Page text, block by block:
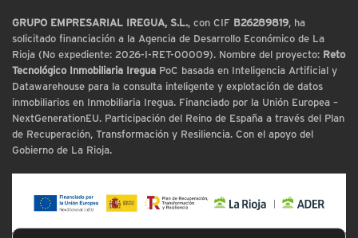
GRUPO EMPRESARIAL IREGUA, S.L., con CIF B26289819, ha
solicitado financiación a la Agencia de Desarrollo Económico de La
Rioja (No expediente: 2026-I-RET-00009). Nombre del proyecto: Reto
Tecnológico Inmobiliaria Iregua PoC basada en Inteligencia Artificial y
Datawarehouse para la consulta inteligente y explotación de datos
inmobiliarios en Inmobiliaria Iregua. Financiado por la Unión Europea –
NextGenerationEU. Participación del Reino de España a través del Plan
de Recuperación, Transformación y Resiliencia. Con el apoyo del
Gobierno de La Rioja.